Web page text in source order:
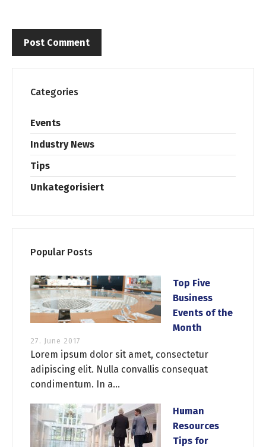
Categories
Events
Industry News
Tips
Unkategorisiert
Popular Posts
Top Five
Business
Events of the
Month
27. June 2017
Lorem ipsum dolor sit amet, consectetur
adipiscing elit. Nulla convallis consequat
condimentum. In a...
Human
Resources
Tips for